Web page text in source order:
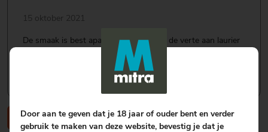
15 oktober 2021
De smaak is best apart. Die doet me in de verte aan laurier
en wierook denken. Het effect op mijn spijsvertering is
echter heel goed. Het verlicht een opgeblazen gevoel en
kramp verdween. Dat is enorm fijn!
Schrijf een review
Door aan te geven dat je 18 jaar of ouder bent en verder
gebruik te maken van deze website, bevestig je dat je